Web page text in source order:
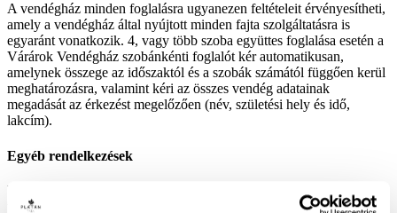
A vendégház minden foglalásra ugyanezen feltételeit érvényesítheti,
amely a vendégház által nyújtott minden fajta szolgáltatásra is
egyaránt vonatkozik. 4, vagy több szoba együttes foglalása esetén a
Várárok Vendégház szobánkénti foglalót kér automatikusan,
amelynek összege az időszaktól és a szobák számától függően kerül
meghatározásra, valamint kéri az összes vendég adatainak
megadását az érkezést megelőzően (név, születési hely és idő,
lakcím).
Egyéb rendelkezések
Vendégházunk fenntartja a jogot, hogy indok nélkül is változtathat a
visszaigazolt foglalás tartalmán. A programváltozás jogát fenntartjuk.